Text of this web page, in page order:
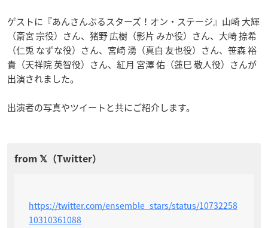
ゲストに 『あんさんぶるスターズ！ オン・ステージ』 山崎 大輝
（斎宮 宗役）さん、猪野 広樹（影片 みか役）さん、大崎 捺希
（仁兎 なずな役）さん、宮崎 湧（真白 友也役）さん、笹森 裕
貴（天祥院 英智役）さん、紅月 宮澤 佑（蓮巳 敬人役）さんが
出演されました。
出演者の写真やツイートと共にご紹介します。
https://twitter.com/ensemble_stars/status/10732258
10310361088